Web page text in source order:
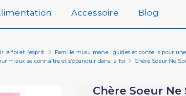
Accessoire Blog
la foi et l’esprit.
Famille musulmane : guides et conseils pour
mieux se connaître et s’épanouir dans la foi
Chère Soeur Ne
Chère Soeur Ne